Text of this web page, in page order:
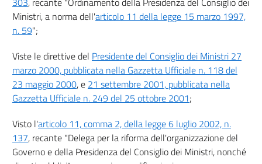
Ministri, a norma dell'articolo 11 della legge 15 marzo 1997,
n. 59";
Viste le direttive del Presidente del Consiglio dei Ministri 27
marzo 2000, pubblicata nella Gazzetta Ufficiale n. 118 del
23 maggio 2000, e 21 settembre 2001, pubblicata nella
Gazzetta Ufficiale n. 249 del 25 ottobre 2001;
Visto l'articolo 11, comma 2, della legge 6 luglio 2002, n.
137, recante "Delega per la riforma dell'organizzazione del
Governo e della Presidenza del Consiglio dei Ministri, nonché